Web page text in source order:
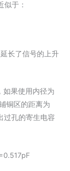
似于：
长了信号的上升
如果使用内径为
铜区的距离为
过孔的寄生电容